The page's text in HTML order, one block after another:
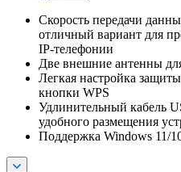
Cкорость передачи
отличный вариант для
IP-телефонии
Две внешние антенны
Легкая настройка
кнопки WPS
Удлинительный кабель
удобного размещения
Поддержка Windows 11/